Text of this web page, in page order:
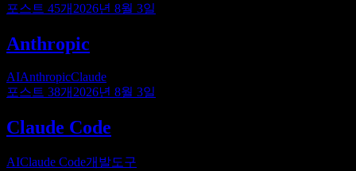
포스트 45개 2026년 8월 3일
Anthropic
AIAnthropicClaude
포스트 38개2026년 8월 3일
Claude Code
AIClaude Code개발도구